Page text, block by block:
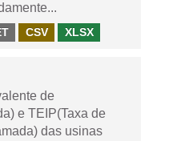
CSV XLSX
de
e TEIP(Taxa de
das usinas